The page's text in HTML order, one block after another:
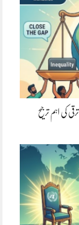
کی اہم ترجیح